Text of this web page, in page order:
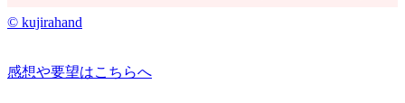
© kujirahand
感想や要望はこちらへ